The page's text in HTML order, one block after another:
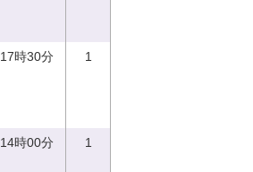
17時30分 1
14時00分 1